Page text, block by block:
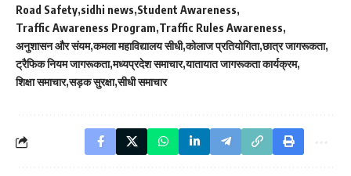
Road Safety sidhi news Student Awareness
Traffic Awareness Program Traffic Rules Awareness
अनुशासन और संयम कमला महाविद्यालय सीधी कोलाज प्रतियोगिता छात्र जागरूकता
ट्रैफिक नियम जागरूकता मध्यप्रदेश समाचार यातायात जागरूकता कार्यक्रम
शिक्षा समाचार सड़क सुरक्षा सीधी समाचार